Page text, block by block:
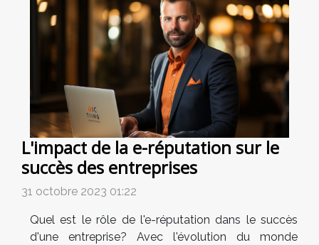
L'impact de la e-réputation sur le
succès des entreprises
31 octobre 2023 01:22
Quel est le rôle de l'e-réputation dans le succès
d'une entreprise? Avec l'évolution du monde